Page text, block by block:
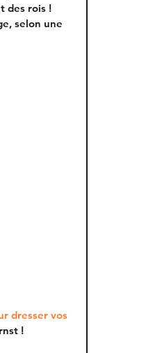
des rois !
selon une
dresser vos
!